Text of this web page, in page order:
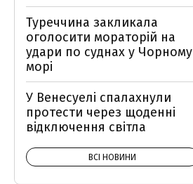
Туреччина закликала
оголосити мораторій на
удари по суднах у Чорному
морі
У Венесуелі спалахнули
протести через щоденні
відключення світла
ВСІ НОВИНИ